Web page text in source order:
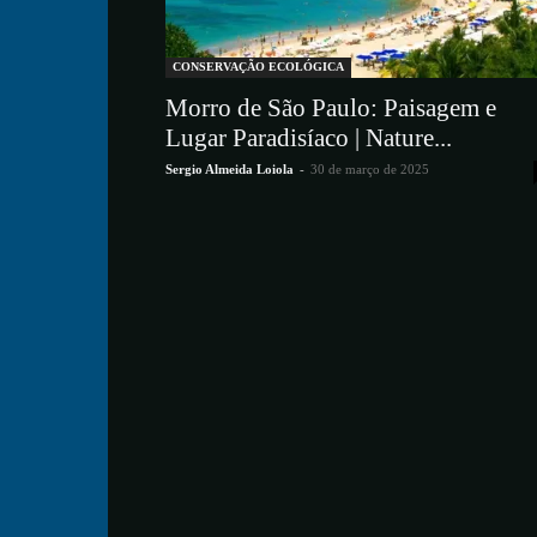
CONSERVAÇÃO ECOLÓGICA
Morro de São Paulo: Paisagem e
Lugar Paradisíaco | Nature...
Sergio Almeida Loiola - 30 de março de 2025